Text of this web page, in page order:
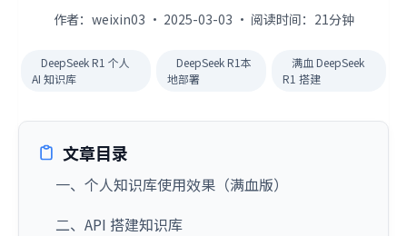
作者：weixin03 · 2025-03-03 · 阅读时间：21分钟
DeepSeek R1 个人
AI 知识库
DeepSeek R1本
地部署
满血 DeepSeek
R1 搭建
文章目录
一、个人知识库使用效果（满血版）
二、API 搭建知识库